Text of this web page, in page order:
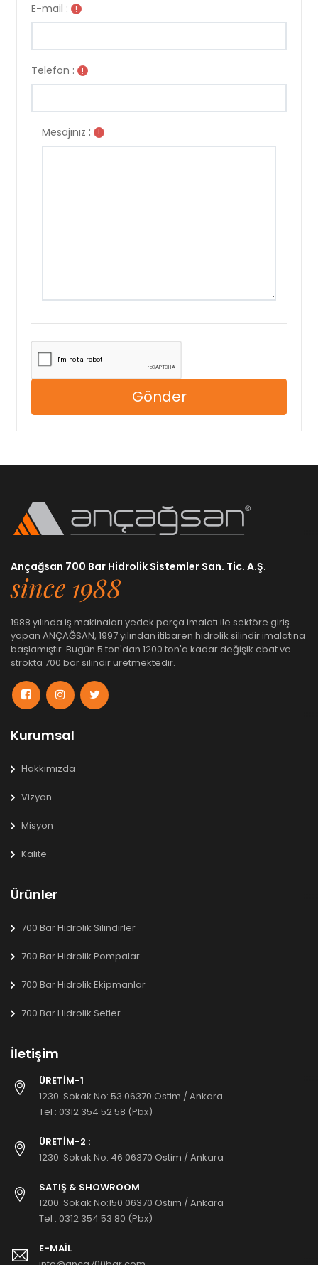
E-mail : !
Telefon : !
Mesajınız : !
Gönder
Ançağsan 700 Bar Hidrolik Sistemler San. Tic. A.Ş.
since 1988
1988 yılında iş makinaları yedek parça imalatı ile sektöre giriş
yapan ANÇAĞSAN, 1997 yılından itibaren hidrolik silindir imalatına
başlamıştır. Bugün 5 ton'dan 1200 ton'a kadar değişik ebat ve
strokta 700 bar silindir üretmektedir.
Kurumsal
Hakkımızda
Vizyon
Misyon
Kalite
Ürünler
700 Bar Hidrolik Silindirler
700 Bar Hidrolik Pompalar
700 Bar Hidrolik Ekipmanlar
700 Bar Hidrolik Setler
İletişim
ÜRETİM-1
1230. Sokak No: 53 06370 Ostim / Ankara
Tel : 0312 354 52 58 (Pbx)
ÜRETİM-2 :
1230. Sokak No: 46 06370 Ostim / Ankara
SATIŞ & SHOWROOM
1200. Sokak No:150 06370 Ostim / Ankara
Tel : 0312 354 53 80 (Pbx)
E-MAIL